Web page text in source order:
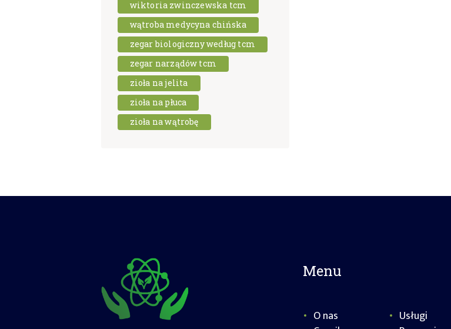
wiktoria zwinczewska tcm
wątroba medycyna chińska
zegar biologiczny według tcm
zegar narządów tcm
zioła na jelita
zioła na płuca
zioła na wątrobę
Menu
O nas
Usługi